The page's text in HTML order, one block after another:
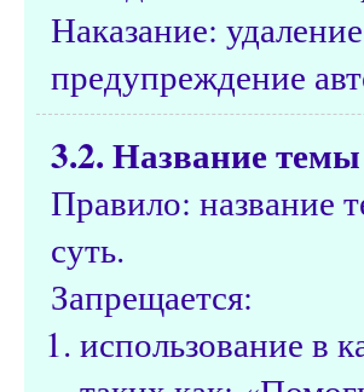
Наказание:
предупреждение
3.2. Название темы
Правило: название
суть.
Запрещается:
использование в